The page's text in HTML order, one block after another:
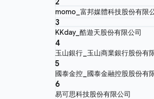
momo_富邦媒體科技股份有限
3
KKday_酷遊天股份有限公司
4
玉山銀行_玉山商業銀行股份有
5
國泰金控_國泰金融控股股份有
6
易可思科技股份有限公司